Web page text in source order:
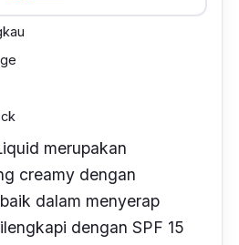
merupakan
creamy dengan
dalam menyerap
dengan SPF 15